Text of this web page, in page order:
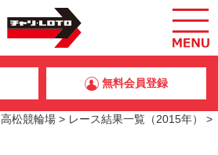
無料会員登録
高松競輪場 > レース結果一覧（2015年）
>